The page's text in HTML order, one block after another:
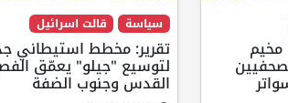
مخيم
سياسة قالت اسرائيل
تقرير: مخطط استيطاني
لتوسيع "جيلو" يعمّق
القدس وجنوب الضفة